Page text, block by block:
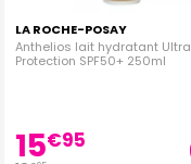
LA ROCHE-POSAY
Anthelios lait hydratant Ultra
Protection SPF50+ 250ml
15€95